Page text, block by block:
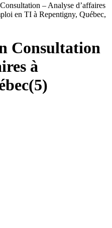
– Analyse d’affaires
en TI à Repentigny, Québec,
Consultation
à
(5)